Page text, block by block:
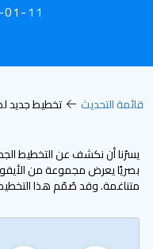
08:46:29
قائمة التحديث تخطيط جديد
يسرّنا أن نكشف عن التخطيط
بصريًا يعرض مجموعة من
متناغمة. وقد صُمّم هذا